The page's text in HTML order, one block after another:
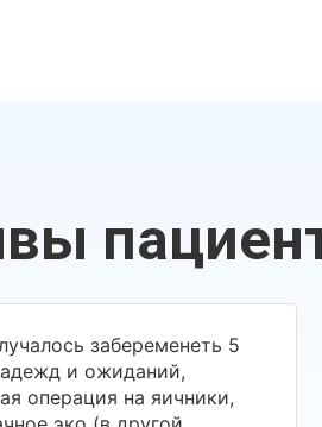
забеременеть 5
и ожиданий,
операция на яичники,